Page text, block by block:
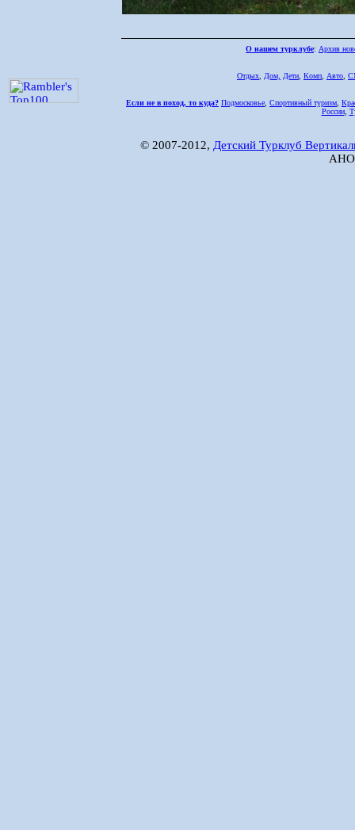
О нашем турклубе: Архив
Отдых Дом, Дети Комп Авто
Если не в поход, то куда? Подмосковье Спортивный туризм
России,
© 2007-2012, Детский Турклуб
АНО